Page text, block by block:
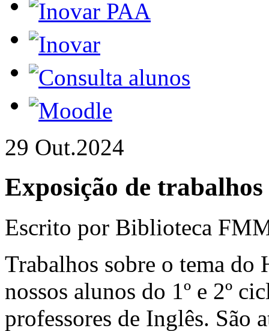
29 Out.2024
Exposição de
Escrito por Biblioteca
Trabalhos sobre o tema do
nossos alunos do 1º e 2º
professores de Inglês. São